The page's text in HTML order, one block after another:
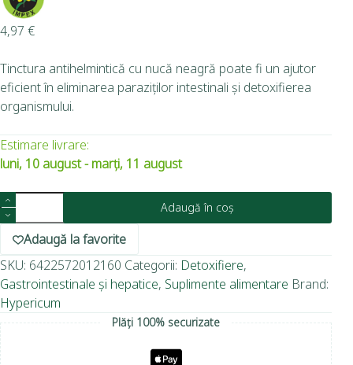
4,97 €
Tinctura antihelmintică cu nucă neagră poate fi un ajutor
eficient în eliminarea paraziților intestinali și detoxifierea
organismului.
Estimare livrare:
luni, 10 august - marți, 11 august
Adaugă în coș
Adaugă la favorite
SKU: 6422572012160 Categorii: Detoxifiere,
Gastrointestinale și hepatice, Suplimente alimentare Brand:
Hypericum
Plăți 100% securizate